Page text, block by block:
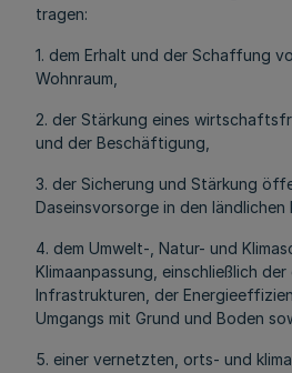
tragen:
1. dem Erhalt und der Schaffung
Wohnraum,
2. der Stärkung eines
und der Beschäftigung,
3. der Sicherung und Stärkung
Daseinsvorsorge in den ländlichen
4. dem Umwelt-, Natur- und
Klimaanpassung, einschließlich
Infrastrukturen, der
Umgangs mit Grund und Boden
5. einer vernetzten, orts- und